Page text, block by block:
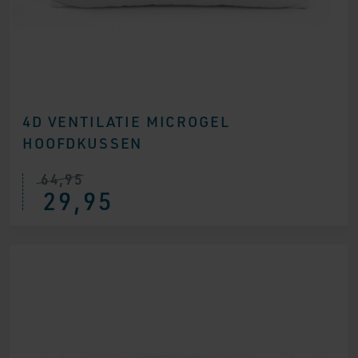
4D VENTILATIE MICROGEL
HOOFDKUSSEN
64,95
Oorspronkelijke
prijs
was:
29,95
Huidige
prijs
is: